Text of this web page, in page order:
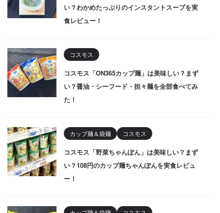
い？わかめたっぷりのインスタントスープを実
食レビュー！
コスモス
コスモス「ON365カップ麺」は美味しい？まず
い？醤油・シーフード・担々麺を全部食べてみ
た！
カップ麺＆袋麺 コスモス
コスモス「野菜ちゃんぽん」は美味しい？まず
い？108円のカップ麺ちゃんぽんを実食レビュ
ー！